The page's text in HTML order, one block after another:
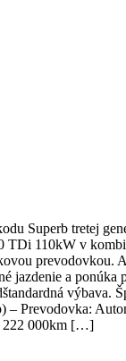
Superb tretej
TDi 110kW v
prevodovkou.
jazdenie a ponúka
výbava.
– Prevodovka:
222 000km […]